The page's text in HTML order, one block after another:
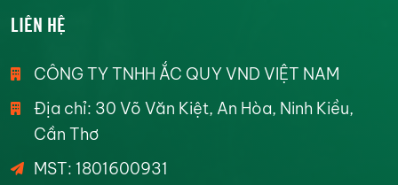
LIÊN HỆ
CÔNG TY TNHH ẮC QUY VND VIỆT NAM
Địa chỉ: 30 Võ Văn Kiệt, An Hòa, Ninh Kiều,
Cần Thơ
MST: 1801600931